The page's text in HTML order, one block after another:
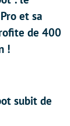
et sa
de 400
!
subit de